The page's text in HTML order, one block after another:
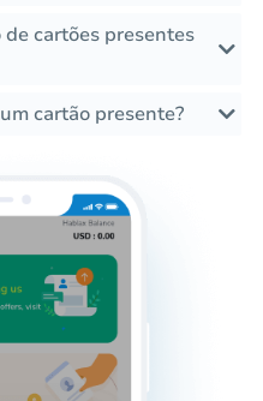
cartões presentes
cartão presente?